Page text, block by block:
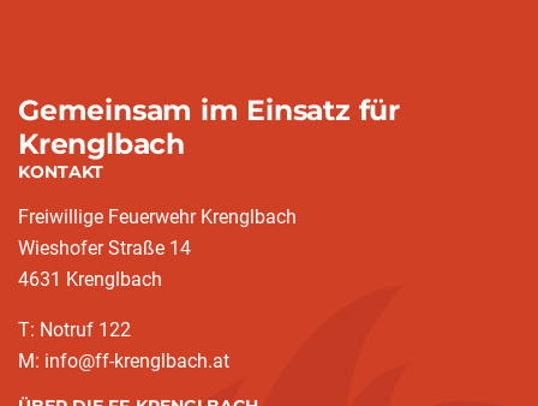
Gemeinsam im Einsatz für
Krenglbach
KONTAKT
Freiwillige Feuerwehr Krenglbach
Wieshofer Straße 14
4631 Krenglbach
T: Notruf 122
M: info@ff-krenglbach.at